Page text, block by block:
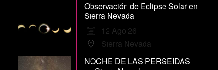
Observación de Eclipse Solar en
Sierra Nevada
12 Ago 26
Sierra Nevada
NOCHE DE LAS PERSEIDAS